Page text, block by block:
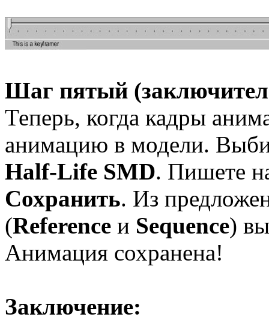
Шаг пятый
Теперь, когда кадры
анимацию в модели.
Half-Life SMD. Пишете
Сохранить. Из
(Reference и Sequence)
Анимация сохранена!
Заключение: